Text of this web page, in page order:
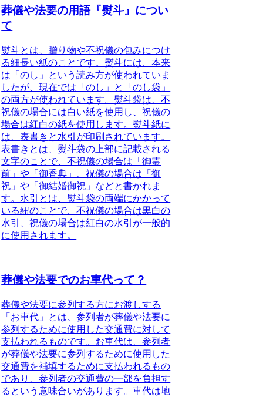
葬儀や法要の用語『熨斗』につい
て
熨斗とは 、贈り物や不祝儀の包みにつけ
る細長い紙のことです。熨斗には、本来
は「のし」という読み方が使われていま
したが、現在では「のし」と「のし袋」
の両方が使われています。熨斗袋は、不
祝儀の場合には白い紙を使用し、祝儀の
場合は紅白の紙を使用します。熨斗紙に
は、表書き と 水引 が印刷されています。
表書きとは、熨斗袋の上部に記載される
文字のことで、不祝儀の場合は「御霊
前」や「御香典」、祝儀の場合は「御
祝」や「御結婚御祝」などと書かれま
す。水引とは、熨斗袋の両端にかかって
いる紐のことで、不祝儀の場合は黒白の
水引、祝儀の場合は紅白の水引が一般的
に使用されます。
葬儀や法要でのお車代って？
葬儀や法要に参列する方にお渡しする
「お車代」とは、参列者が葬儀や法要に
参列するために使用した交通費に対して
支払われるものです。お車代は、参列者
が葬儀や法要に参列するために使用した
交通費を補填するために支払われるもの
であり、参列者の交通費の一部を負担す
るという意味合いがあります。車代は地